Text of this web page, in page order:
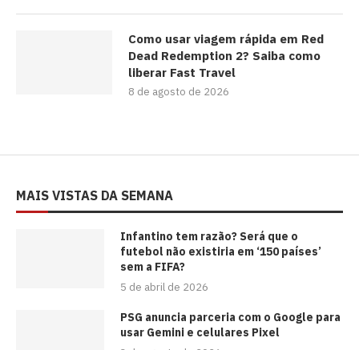
Como usar viagem rápida em Red
Dead Redemption 2? Saiba como
liberar Fast Travel
8 de agosto de 2026
MAIS VISTAS DA SEMANA
⁠Infantino tem razão? Será que o
futebol não existiria em ‘150 países’
sem a FIFA?
5 de abril de 2026
PSG anuncia parceria com o Google para
usar Gemini e celulares Pixel